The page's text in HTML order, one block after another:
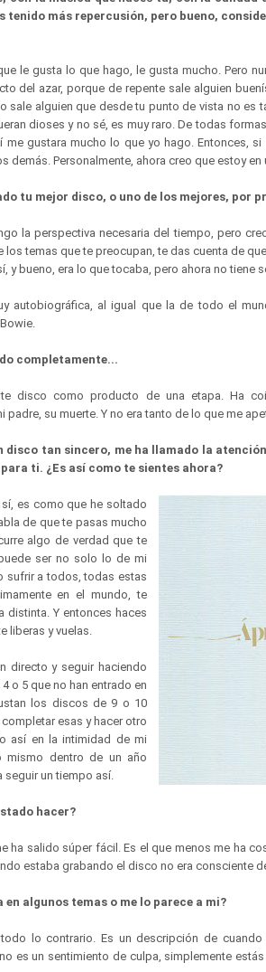
tenido más repercusión, pero bueno,
le gusta lo que hago, le gusta mucho. Pero
del azar, porque de repente sale alguien
sale alguien que desde tu punto de vista no es
dioses y no sé, es muy raro. De todas
gustara mucho lo que yo hago. Entonces,
demás. Personalmente, ahora creo que estoy
tu mejor disco, o uno de los mejores, por
la perspectiva necesaria del tiempo, pero
temas que te preocupan, te das cuenta de
y bueno, era lo que tocaba, pero ahora no tiene
autobiográfica, al igual que la de todo el
completamente...
disco como producto de una etapa. Ha
su muerte. Y no era tanto de lo que me
disco tan sincero, me ha llamado la atención
ti. ¿Es así como te sientes ahora?
sí, es como que he soltado
de que te pasas mucho
algo de verdad que te
ser no solo lo de mi
sufrir a todos, todas estas
en el mundo, te
distinta. Y entonces haces
liberas y vuelas.
directo y seguir haciendo
o 5 que no han entrado en
los discos de 9 o 10
esas y hacer otro
así en la intimidad de mi
mismo dentro de un año
seguir un tiempo así.
hacer?
ha salido súper fácil. Es el que menos me ha
estaba grabando el disco no era consciente
algunos temas o me lo parece a mi?
lo contrario. Es un descripción de
es un sentimiento de culpa, simplemente